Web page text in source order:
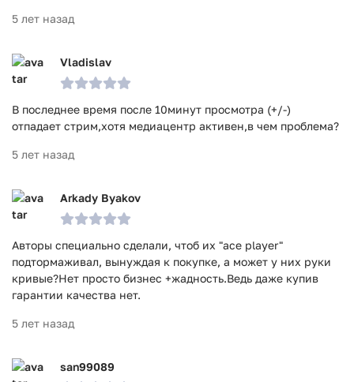
5 лет назад
Vladislav
В последнее время после 10минут просмотра (+/-)
отпадает стрим,хотя медиацентр активен,в чем проблема?
5 лет назад
Arkady Byakov
Авторы специально сделали, чтоб их "ace player"
подтормаживал, вынуждая к покупке, а может у них руки
кривые?Нет просто бизнес +жадность.Ведь даже купив
гарантии качества нет.
5 лет назад
san99089